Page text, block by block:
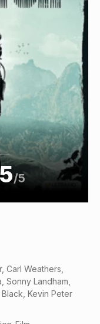
5/5
Carl Weathers,
Sonny Landham,
Black, Kevin Peter